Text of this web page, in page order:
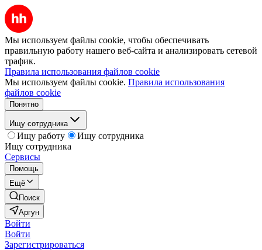
Мы используем файлы cookie, чтобы обеспечивать
правильную работу нашего веб-сайта и анализировать сетевой
трафик.
Правила использования файлов cookie
Мы используем файлы cookie. Правила использования
файлов cookie
Понятно
Ищу сотрудника
Ищу работу
Ищу сотрудника
Ищу сотрудника
Сервисы
Помощь
Ещё
Поиск
Аргун
Войти
Войти
Зарегистрироваться